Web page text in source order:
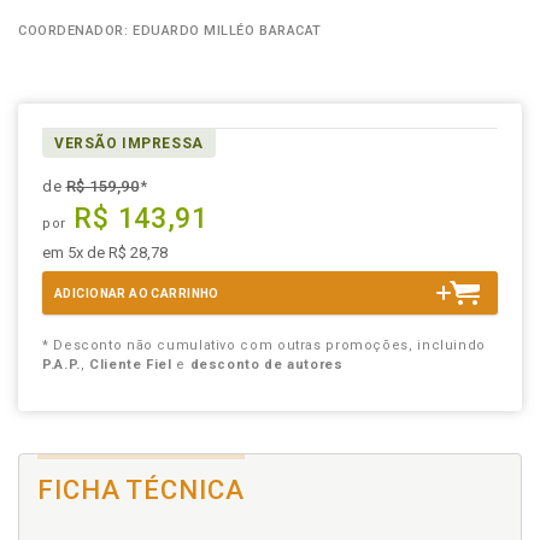
COORDENADOR: EDUARDO MILLÉO BARACAT
VERSÃO IMPRESSA
deR$ 159,90*
por R$ 143,91
em 5x de R$ 28,78
ADICIONAR AO CARRINHO
* Desconto não cumulativo com outras promoções, incluindo
P.A.P., Cliente Fiel e desconto de autores
FICHA TÉCNICA